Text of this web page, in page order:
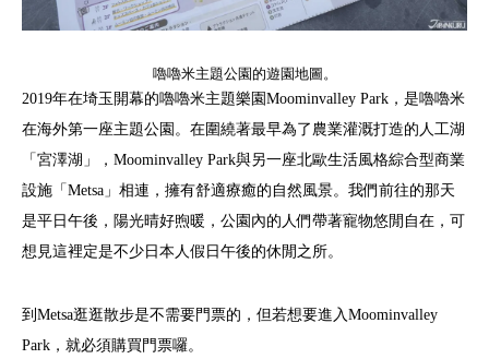
嚕嚕米主題公園的遊園地圖。
2019年在埼玉開幕的嚕嚕米主題樂園Moominvalley Park，是嚕嚕米
在海外第一座主題公園。在圍繞著最早為了農業灌溉打造的人工湖
「宮澤湖」，Moominvalley Park與另一座北歐生活風格綜合型商業
設施「Metsa」相連，擁有舒適療癒的自然風景。我們前往的那天
是平日午後，陽光晴好煦暖，公園內的人們帶著寵物悠閒自在，可
想見這裡定是不少日本人假日午後的休閒之所。
到Metsa逛逛散步是不需要門票的，但若想要進入Moominvalley
Park，就必須購買門票囉。